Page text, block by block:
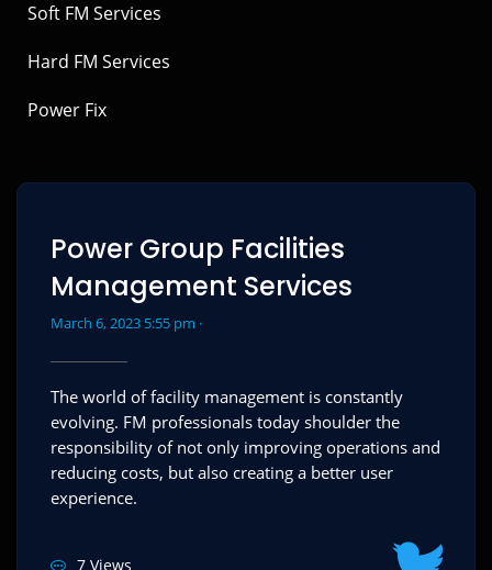
Soft FM Services
Hard FM Services
Power Fix
Power Group Facilities
Management Services
March 6, 2023 5:55 pm ·
The world of facility management is constantly
evolving. FM professionals today shoulder the
responsibility of not only improving operations and
reducing costs, but also creating a better user
experience.
7 Views